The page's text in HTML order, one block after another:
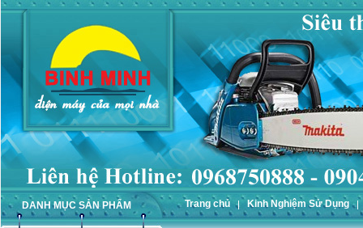
DANH MỤC SẢN PHẨM Trang chủ Kinh Nghiệm Sử Dụng